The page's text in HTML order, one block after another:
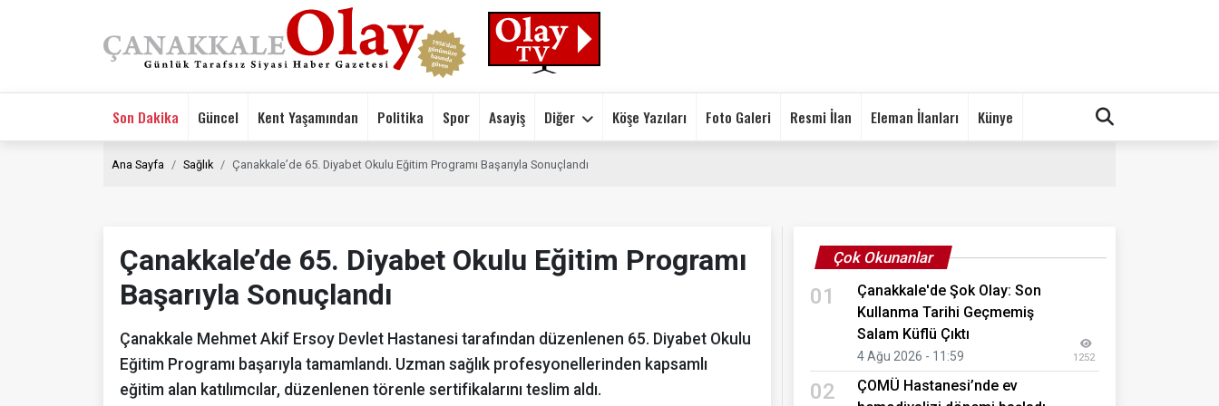
Son Dakika Güncel Kent Yaşamından Politika Spor Asayiş Diğer Köşe Yazıları Foto Galeri Resmi İlan Eleman İlanları Künye
Ana Sayfa Sağlık Çanakkale’de 65. Diyabet Okulu Eğitim Programı Başarıyla Sonuçlandı
Çanakkale’de 65. Diyabet Okulu Eğitim Programı
Başarıyla Sonuçlandı
Çanakkale Mehmet Akif Ersoy Devlet Hastanesi tarafından düzenlenen 65. Diyabet Okulu
Eğitim Programı başarıyla tamamlandı. Uzman sağlık profesyonellerinden kapsamlı
eğitim alan katılımcılar, düzenlenen törenle sertifikalarını teslim aldı.
Çok Okunanlar
01
Çanakkale'de Şok Olay: Son
Kullanma Tarihi Geçmemiş
Salam Küflü Çıktı
4 Ağu 2026 - 11:59 1252
02
ÇOMÜ Hastanesi’nde ev